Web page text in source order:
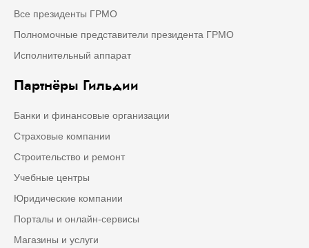
Все президенты ГРМО
Полномочные представители президента ГРМО
Исполнительный аппарат
Партнёры Гильдии
Банки и финансовые организации
Страховые компании
Строительство и ремонт
Учебные центры
Юридические компании
Порталы и онлайн-сервисы
Магазины и услуги